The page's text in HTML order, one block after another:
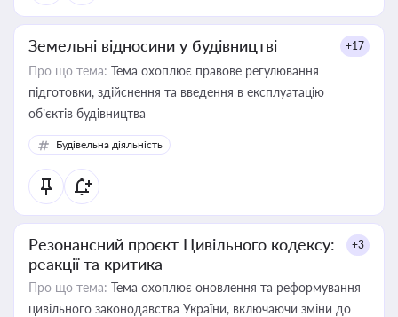
Земельні відносини у будівництві +17
Про що тема: Тема охоплює правове регулювання
підготовки, здійснення та введення в експлуатацію
об’єктів будівництва
Будівельна діяльність
Резонансний проєкт Цивільного кодексу:
реакції та критика
+3
Про що тема: Тема охоплює оновлення та реформування
цивільного законодавства України, включаючи зміни до